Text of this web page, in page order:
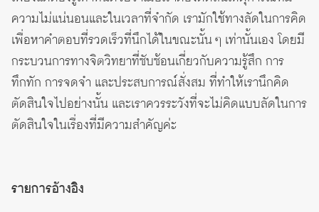
ความไม่แน่นอนและในเวลาที่จำกัด เรามักใช้ทางลัดในการคิด
เพื่อหาคำตอบที่รวดเร็วที่นึกได้ในขณะนั้น ๆ เท่านั้นเอง โดยมี
กระบวนการทางจิตวิทยาที่ซับซ้อนเกี่ยวกับความรู้สึก การ
ทึกทัก การจดจำ และประสบการณ์สั่งสม ที่ทำให้เรานึกคิด
ตัดสินใจไปอย่างนั้น และเราควรระวังที่จะไม่คิดแบบลัดในการ
ตัดสินใจในเรื่องที่มีความสำคัญค่ะ
รายการอ้างอิง